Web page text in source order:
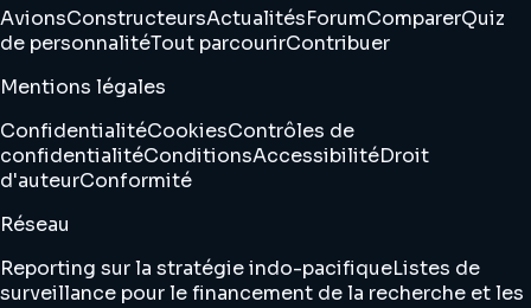
AvionsConstructeursActualitésForumComparerQuiz
de personnalitéTout parcourirContribuer
Mentions légales
ConfidentialitéCookiesContrôles de
confidentialitéConditionsAccessibilitéDroit
d'auteurConformité
Réseau
Reporting sur la stratégie indo-pacifiqueListes de
surveillance pour le financement de la recherche et les